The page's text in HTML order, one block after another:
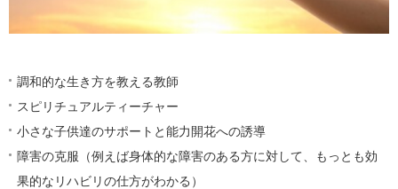
調和的な生き方を教える教師
スピリチュアルティーチャー
小さな子供達のサポートと能力開花への誘導
障害の克服（例えば身体的な障害のある方に対して、もっとも効
果的なリハビリの仕方がわかる）